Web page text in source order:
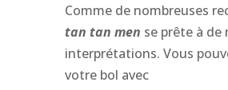
Comme de nombreuses
tan tan men se prête à de
interprétations. Vous
votre bol avec